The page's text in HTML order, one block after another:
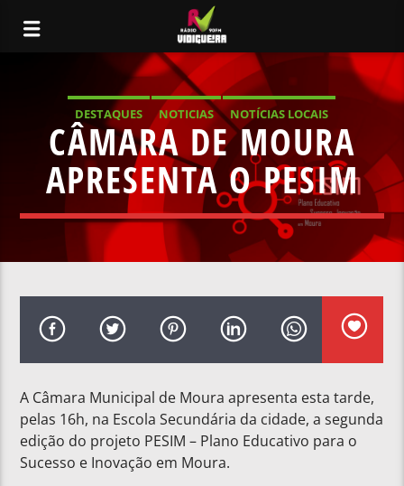
DESTAQUES NOTICIAS
NOTÍCIAS LOCAIS
NOTÍCIAS NACIONAIS
CÂMARA DE MOURA
APRESENTA O PESIM
A Câmara Municipal de Moura apresenta esta tarde,
pelas 16h, na Escola Secundária da cidade, a segunda
edição do projeto PESIM – Plano Educativo para o
Sucesso e Inovação em Moura.